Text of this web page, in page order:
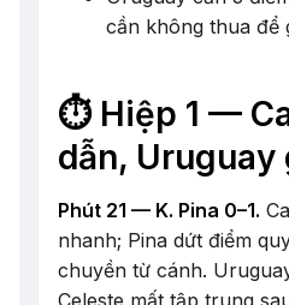
cần không thua để
⏱️ Hiệp 1 —
dẫn, Uruguay
Phút 21 — K. Pina 0–1.
nhanh; Pina dứt điểm
chuyền từ cánh.
Celeste mất tập trung